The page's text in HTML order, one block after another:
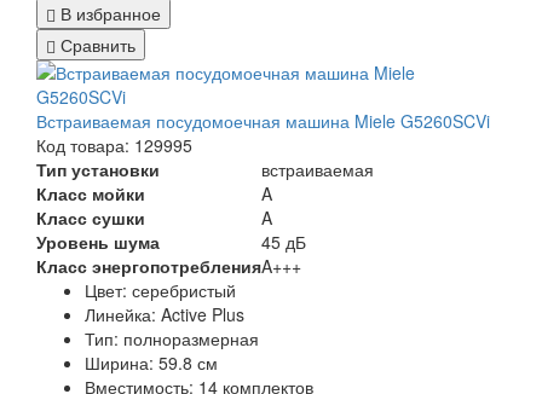
В избранное
Сравнить
Встраиваемая посудомоечная машина Miele G5260SCVi
Код товара: 129995
Тип установки
встраиваемая
Класс мойки
A
Класс сушки
A
Уровень шума
45 дБ
Класс энергопотребленияA+++
Цвет: серебристый
Линейка: Active Plus
Тип: полноразмерная
Ширина: 59.8 см
Вместимость: 14 комплектов